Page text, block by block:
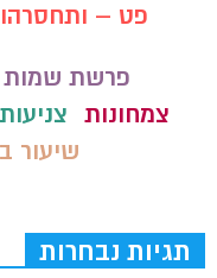
פט –
פרשת שמות
צמחונות צניעות
שיעור
תגיות נבחרות